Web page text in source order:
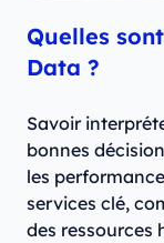
Quelles
Data ?
Savoir
bonnes
les
services clé,
des ressources